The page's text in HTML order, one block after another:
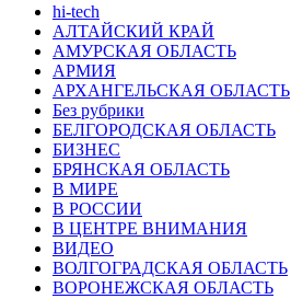
hi-tech
АЛТАЙСКИЙ КРАЙ
АМУРСКАЯ ОБЛАСТЬ
АРМИЯ
АРХАНГЕЛЬСКАЯ ОБЛАСТЬ
Без рубрики
БЕЛГОРОДСКАЯ ОБЛАСТЬ
БИЗНЕС
БРЯНСКАЯ ОБЛАСТЬ
В МИРЕ
В РОССИИ
В ЦЕНТРЕ ВНИМАНИЯ
ВИДЕО
ВОЛГОГРАДСКАЯ ОБЛАСТЬ
ВОРОНЕЖСКАЯ ОБЛАСТЬ